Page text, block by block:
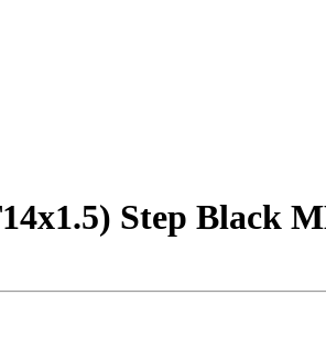
Step Black